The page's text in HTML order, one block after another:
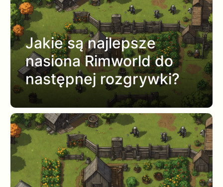
Jakie są najlepsze
nasiona Rimworld do
następnej rozgrywki?